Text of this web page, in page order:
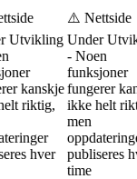
Utvikling
kanskje
riktig,
hver
⚠️ Nettside
Under
- Noen
funksjoner
fungerer
ikke helt
men
publiseres
time